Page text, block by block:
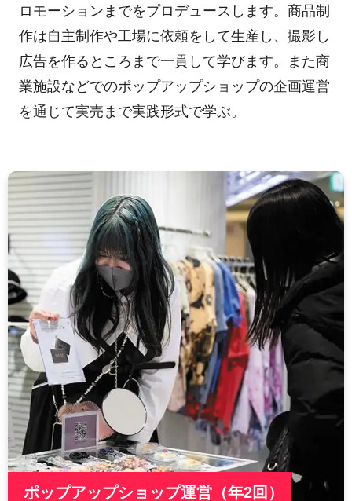
ロモーションまでをプロデュースします。商品制
作は自主制作や工場に依頼をして生産し、撮影し
広告を作るところまで一貫して学びます。また商
業施設などでのポップアップショップの企画運営
を通じて実売まで実践形式で学ぶ。
ポップアップショップ運営（年2回）